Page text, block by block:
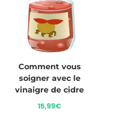
Comment vous
soigner avec le
vinaigre de cidre
15,99€